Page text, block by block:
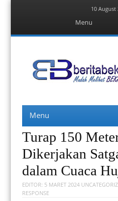
10 August
content
Berita Bekasi
Menu
content
Turap 150
Dikerjakan
dalam Cuaca
EDITOR: 5 MARET 2024
RESPONSE